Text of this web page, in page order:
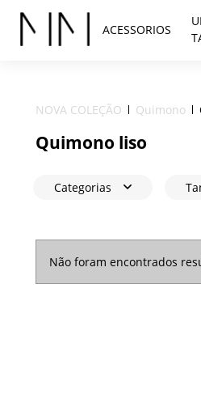
ACESSORIOS
NOVA COLEÇÃO Quimono
Quimono liso
Categorias
Não foram encontrados